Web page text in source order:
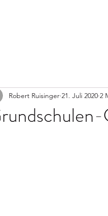
Robert Ruisinger 21. Juli 2020 2